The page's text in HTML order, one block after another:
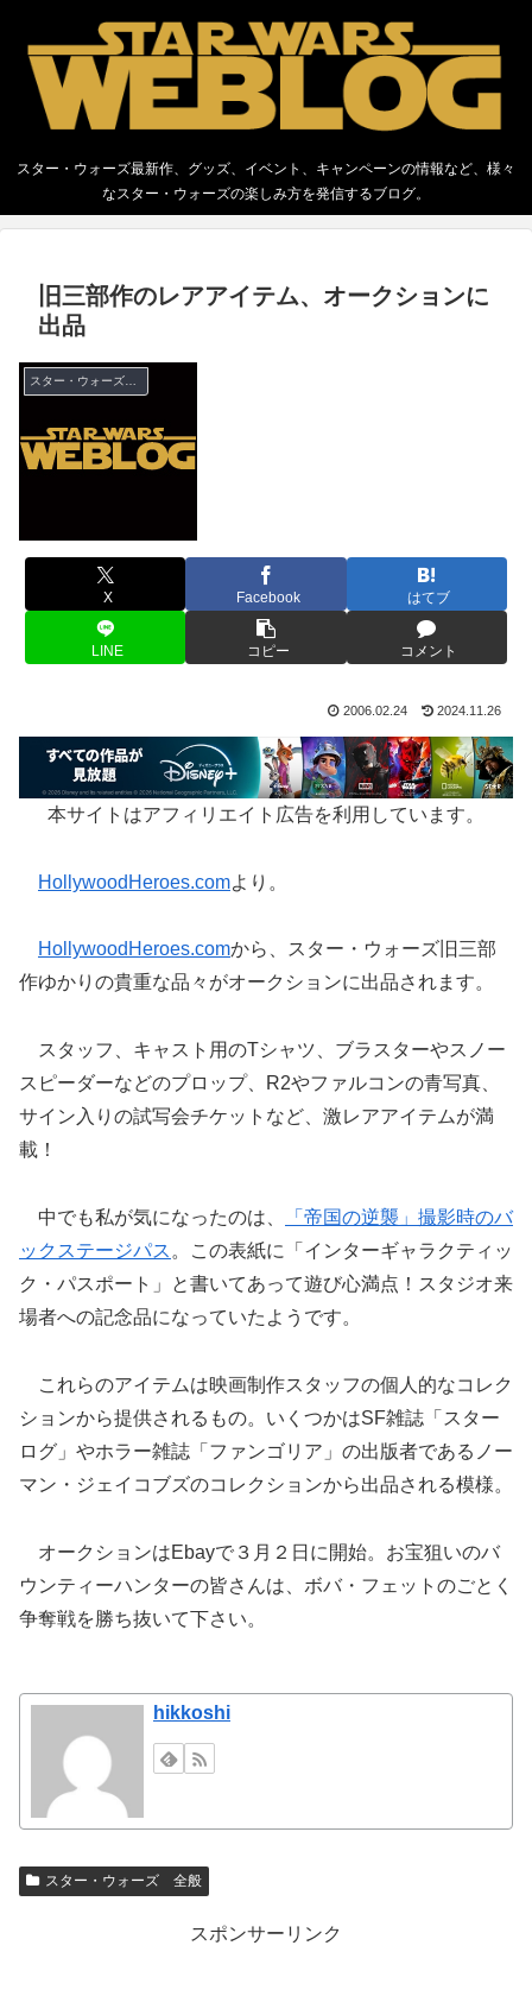
スター・ウォーズ最新作、グッズ、イベント、キャンペーンの情報など、様々
なスター・ウォーズの楽しみ方を発信するブログ。
旧三部作のレアアイテム、オークションに
出品
X Facebook はてブ
LINE コピー コメント
2006.02.24 2024.11.26
本サイトはアフィリエイト広告を利用しています。
HollywoodHeroes.comより。
HollywoodHeroes.comから、スター・ウォーズ旧三部
作ゆかりの貴重な品々がオークションに出品されます。
スタッフ、キャスト用のTシャツ、ブラスターやスノー
スピーダーなどのプロップ、R2やファルコンの青写真、
サイン入りの試写会チケットなど、激レアアイテムが満
載！
中でも私が気になったのは、
「帝国の逆襲」撮影時のバ
ックステージパス 。この表紙に「インターギャラクティッ
ク・パスポート」と書いてあって遊び心満点！スタジオ来
場者への記念品になっていたようです。
これらのアイテムは映画制作スタッフの個人的なコレク
ションから提供されるもの。いくつかはSF雑誌「スター
ログ」やホラー雑誌「ファンゴリア」の出版者であるノー
マン・ジェイコブズのコレクションから出品される模様。
オークションはEbayで３月２日に開始。お宝狙いのバ
ウンティーハンターの皆さんは、ボバ・フェットのごとく
争奪戦を勝ち抜いて下さい。
hikkoshi
スター・ウォーズ 全般
スポンサーリンク